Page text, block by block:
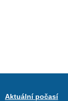
Aktuální počasí